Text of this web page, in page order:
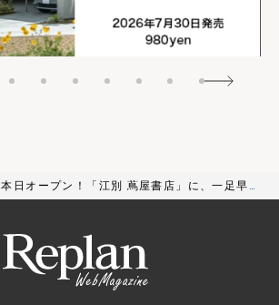
本日オープン！「江別 蔦屋書店」に、一足早く
行ってきたよ。